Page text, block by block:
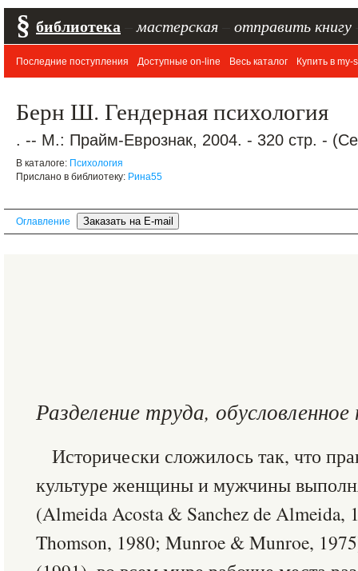
§ библиотека мастерская отправить книгу
Последние поступления Доступные on-line Весь каталог Купить в my-
Берн Ш. Гендерная психология
. -- М.: Прайм-Еврознак, 2004. - 320 стр. -
В каталоге: Психология
Прислано в библиотеку: Рина55
Оглавление
Разделение труда, обусловленное
Исторически сложилось так, что
культуре женщины и мужчины
(Almeida Acosta & Sanchez de Almeida,
Thomson, 1980; Munroe & Munroe,